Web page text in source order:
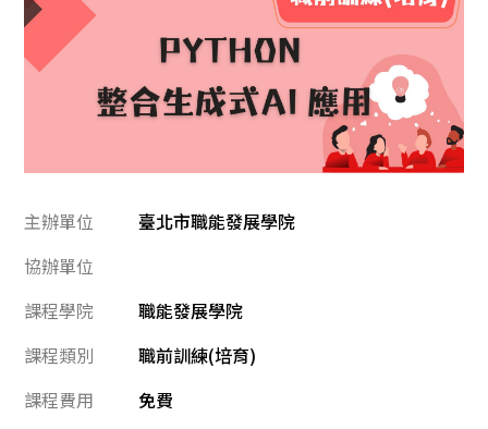
主辦單位
臺北市職能發展學院
協辦單位
課程學院
職能發展學院
課程類別
職前訓練(培育)
課程費用
免費